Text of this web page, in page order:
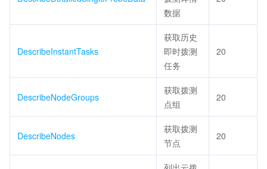
数据
DescribeInstantTasks
获取历史
即时拨测
任务
20
DescribeNodeGroups
获取拨测
点组
20
DescribeNodes
获取拨测
节点
20